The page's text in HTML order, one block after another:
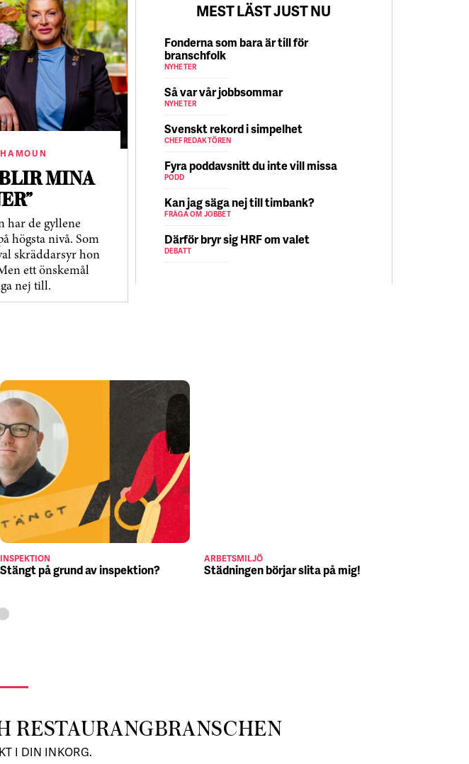
MINA
har de gyllene
högsta nivå. Som
skräddarsyr hon
ett önskemål
nej till.
MEST LÄST JUST NU
Fonderna som bara är till för
branschfolk
NYHETER
Så var vår jobbsommar
NYHETER
Svenskt rekord i simpelhet
CHEFREDAKTÖREN
Fyra poddavsnitt du inte vill missa
PODD
Kan jag säga nej till timbank?
FRÅGA OM JOBBET
Därför bryr sig HRF om valet
DEBATT
INSPEKTION
Stängt på grund av inspektion?
ARBETSMILJÖ
Städningen börjar slita på mig!
I DIN INKORG.